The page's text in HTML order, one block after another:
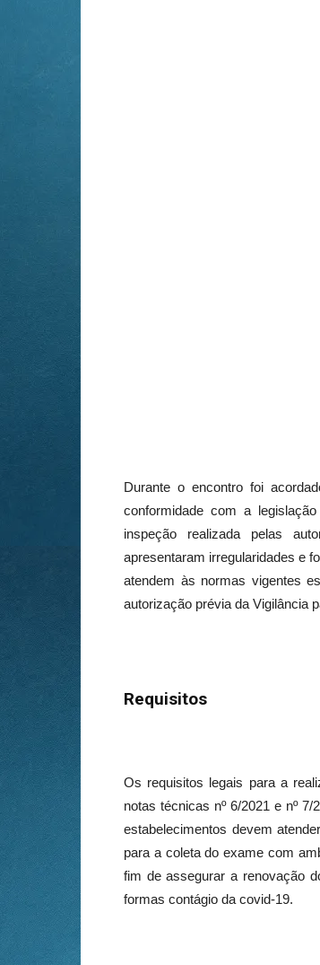
Durante o encontro foi
conformidade com a
inspeção realizada pelas
apresentaram irregularidades e
atendem às normas vigentes
autorização prévia da Vigilância
Requisitos
Os requisitos legais para a
notas técnicas nº 6/2021 e nº
estabelecimentos devem
para a coleta do exame com
fim de assegurar a renovação
formas contágio da covid-19.